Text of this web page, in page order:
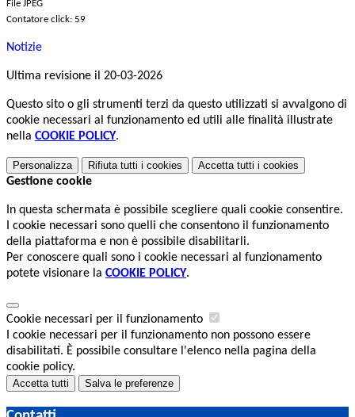
File JPEG
Contatore click: 59
Notizie
Ultima revisione il 20-03-2026
Questo sito o gli strumenti terzi da questo utilizzati si avvalgono di
cookie necessari al funzionamento ed utili alle finalità illustrate
nella COOKIE POLICY.
Personalizza Rifiuta tutti i cookies Accetta tutti i cookies
Gestione cookie
In questa schermata è possibile scegliere quali cookie consentire.
I cookie necessari sono quelli che consentono il funzionamento
della piattaforma e non è possibile disabilitarli.
Per conoscere quali sono i cookie necessari al funzionamento
potete visionare la COOKIE POLICY.
Cookie necessari per il funzionamento
I cookie necessari per il funzionamento non possono essere
disabilitati. È possibile consultare l'elenco nella pagina della
cookie policy.
Accetta tutti Salva le preferenze